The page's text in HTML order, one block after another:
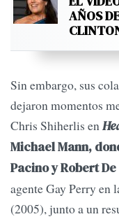
AÑOS
Sin embargo, sus
dejaron momentos
Chris Shiherlis en
Michael Mann,
Pacino y Robert
agente Gay Perry en
(2005), junto a un